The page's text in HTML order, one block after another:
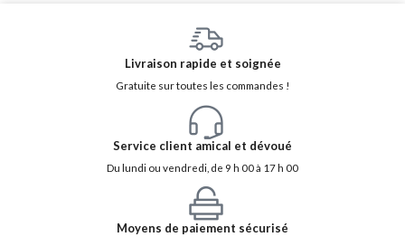
Livraison rapide et soignée
Gratuite sur toutes les commandes !
Service client amical et dévoué
Du lundi ou vendredi, de 9 h 00 à 17 h 00
Moyens de paiement sécurisé